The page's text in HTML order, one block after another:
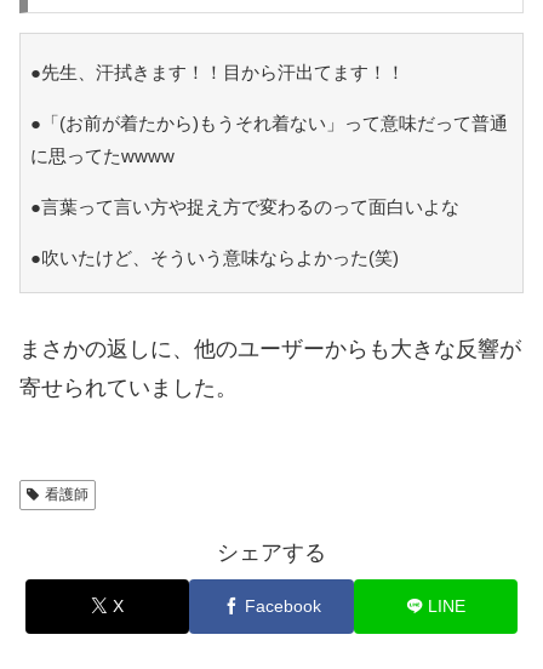
●先生、汗拭きます！！目から汗出てます！！
●「(お前が着たから)もうそれ着ない」って意味だって普通
に思ってたwwww
●言葉って言い方や捉え方で変わるのって面白いよな
●吹いたけど、そういう意味ならよかった(笑)
まさかの返しに、他のユーザーからも大きな反響が
寄せられていました。
看護師
シェアする
X Facebook LINE